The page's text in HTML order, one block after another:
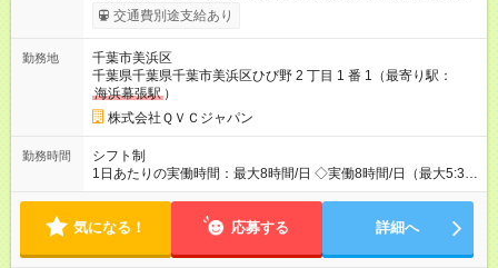
します ※各種手当(残業、時間帯勤務など)、業績賞与は別途支給
【試用期間】試用期間あり 試用期間の長さ：6ヶ月 雇用形態、
交通費別途支給あり
勤務地
千葉市美浜区
千葉県千葉県千葉市美浜区ひび野 2 丁目 1 番 1（最寄り駅：
海浜幕張駅 ）
株式会社ＱＶＣジャパン
勤務時間
シフト制
1日あたりの実働時間：最大8時間/日 ◇実働8時間/日（最大5:30
～26:00の間でシフトが発生します） ◇希望休日が取りやすく、
気になる！ 応募する 詳細へ